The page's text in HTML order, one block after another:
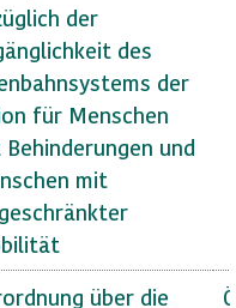
der
des
der
für Menschen
Behinderungen und
mit
über die